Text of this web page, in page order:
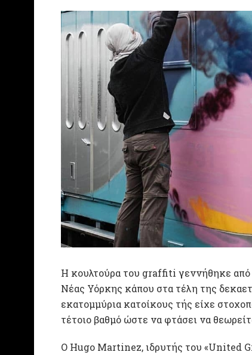
Η κουλτούρα του graffiti γεννήθηκε από
Νέας Υόρκης κάπου στα τέλη της
εκατομμύρια κατοίκους τής είχε
τέτοιο βαθμό ώστε να φτάσει να
Ο Hugo Martinez, ιδρυτής του «United